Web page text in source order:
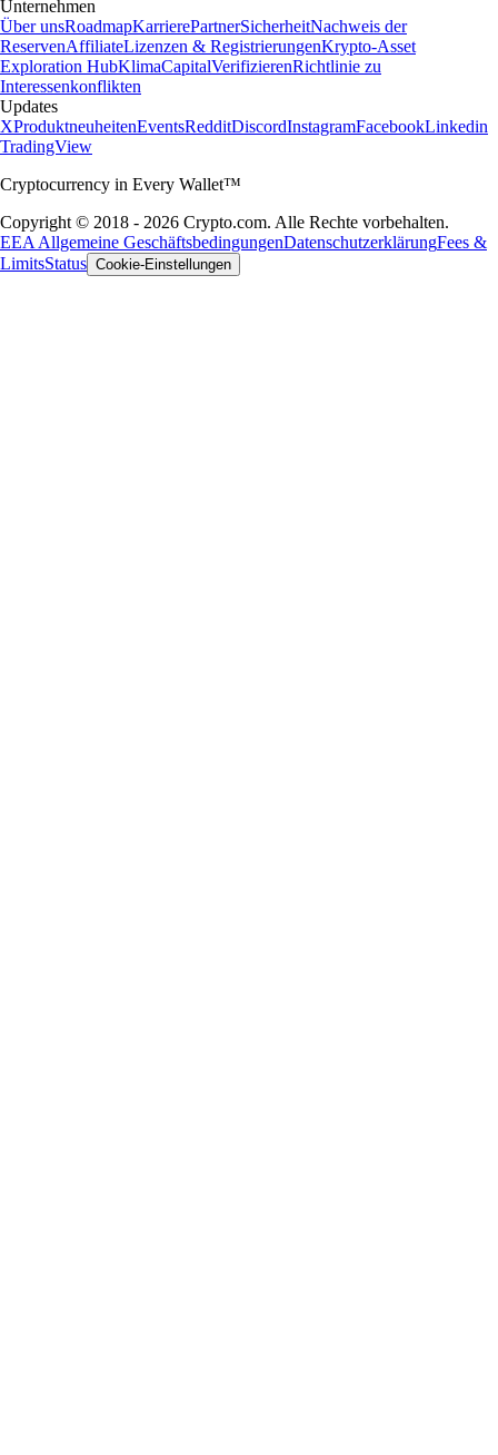
Unternehmen
Über unsRoadmapKarrierePartnerSicherheitNachweis der
ReservenAffiliateLizenzen & RegistrierungenKrypto-Asset
Exploration HubKlimaCapitalVerifizierenRichtlinie zu
Interessenkonflikten
Updates
XProduktneuheitenEventsRedditDiscordInstagramFacebookLinkedin
TradingView
Cryptocurrency in Every Wallet™
Copyright © 2018 - 2026 Crypto.com. Alle Rechte vorbehalten.
EEA Allgemeine GeschäftsbedingungenDatenschutzerklärungFees &
LimitsStatus Cookie-Einstellungen